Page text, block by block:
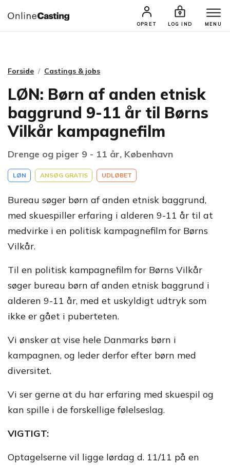
OPRET LOG IND MENU
CASTINGS & JOBS SØG PROFIL
Forside Castings & jobs
LØN: Børn af anden etnisk
baggrund 9-11 år til Børns
Vilkår kampagnefilm
Drenge og piger 9 - 11 år, København
LØN ANSØG GRATIS UDLØBET
Bureau søger børn af anden etnisk baggrund,
med skuespiller erfaring i alderen 9-11 år til at
medvirke i en politisk kampagnefilm for Børns
Vilkår.
Til en politisk kampagnefilm for Børns Vilkår
søger bureau børn af anden etnisk baggrund i
alderen 9-11 år, med et uskyldigt udtryk som
ikke er gået i puberteten.
Vi ønsker at vise hele Danmarks børn i
kampagnen, og leder derfor efter børn med
diversitet.
Vi ser gerne at du har erfaring med skuespil og
kan spille i de forskellige følelseslag.
VIGTIGT:
Optagelserne vil ligge lørdag d. 11/11 på en